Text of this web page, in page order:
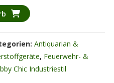
Antiquarian &
, Feuerwehr- &
Chic Industriestil